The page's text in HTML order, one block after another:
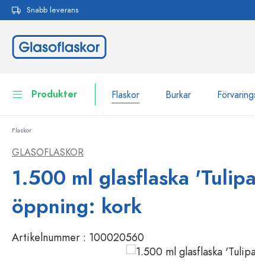
Hoppa till huvudnavigering
Snabb leverans
Produkter Flaskor Burkar
Flaskor efter märke
Flaskor med patentkork
Flaskor
GLASOFLASKOR
1.500 ml glasflaska
öppning: kork
Artikelnummer : 100020560